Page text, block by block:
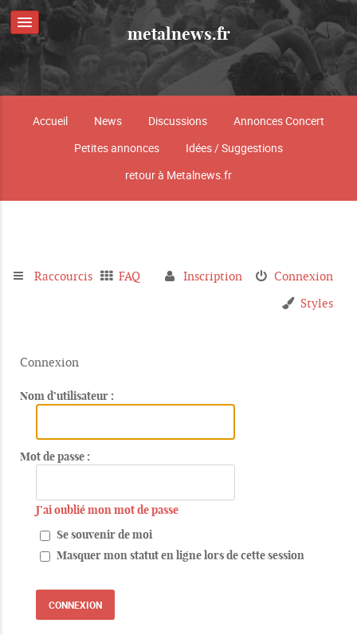
metalnews.fr
Accueil News Discussions
Annonces Concert
Petites annonces
Idées / Suggestions
retour à Metalnews.fr
Raccourcis FAQ Connexion
Inscription
Styles
Connexion
Nom d’utilisateur :
Mot de passe :
J’ai oublié mon mot de passe
Se souvenir de moi
Masquer mon statut en ligne lors de cette session